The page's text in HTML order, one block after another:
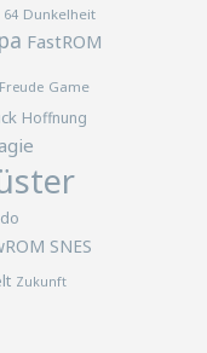
Dunkelheit
FastROM
Freude Game
Hoffnung
SNES
Zukunft